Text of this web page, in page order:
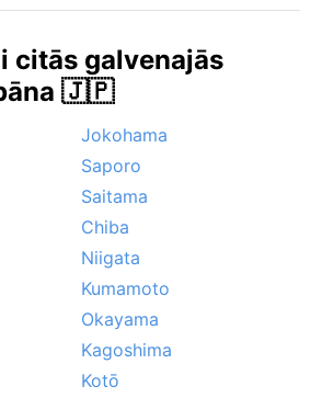
mazāk intensīvi. Jāņem vērā divi
ir ilgstošas lietavas, bet vasaras
pilsētu var skart taifūni, kas
kalnu skatus, bet tas ir ātri
citās galvenajās
🇯🇵
Jokohama
Saporo
Saitama
Chiba
Niigata
Kumamoto
Okayama
Kagoshima
Kotō